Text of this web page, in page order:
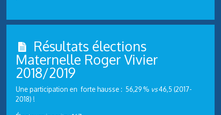
Résultats élections
Maternelle Roger Vivier
2018/2019
Une participation en forte hausse : 56,29 % vs46,5 (2017-
2018) !